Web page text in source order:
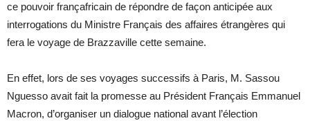
ce pouvoir françafricain de répondre de façon anticipée aux
interrogations du Ministre Français des affaires étrangères qui
fera le voyage de Brazzaville cette semaine.
En effet, lors de ses voyages successifs à Paris, M. Sassou
Nguesso avait fait la promesse au Président Français Emmanuel
Macron, d’organiser un dialogue national avant l’élection